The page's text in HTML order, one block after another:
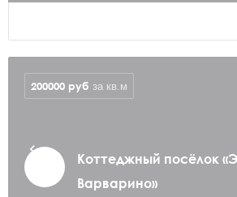
Коттеджный посёлок
Варварино»
200000 руб за кв.м